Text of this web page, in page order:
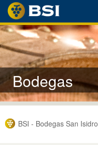
Bodegas
Vinos
Aceites
Enoturismo
Encuéntranos
Bodegas
BSI - Bodegas San Isidro